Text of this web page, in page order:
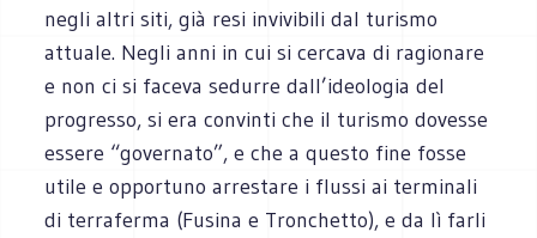
negli altri siti, già resi invivibili dal turismo
attuale. Negli anni in cui si cercava di ragionare
e non ci si faceva sedurre dall’ideologia del
progresso, si era convinti che il turismo dovesse
essere “governato”, e che a questo fine fosse
utile e opportuno arrestare i flussi ai terminali
di terraferma (Fusina e Tronchetto), e da lì farli